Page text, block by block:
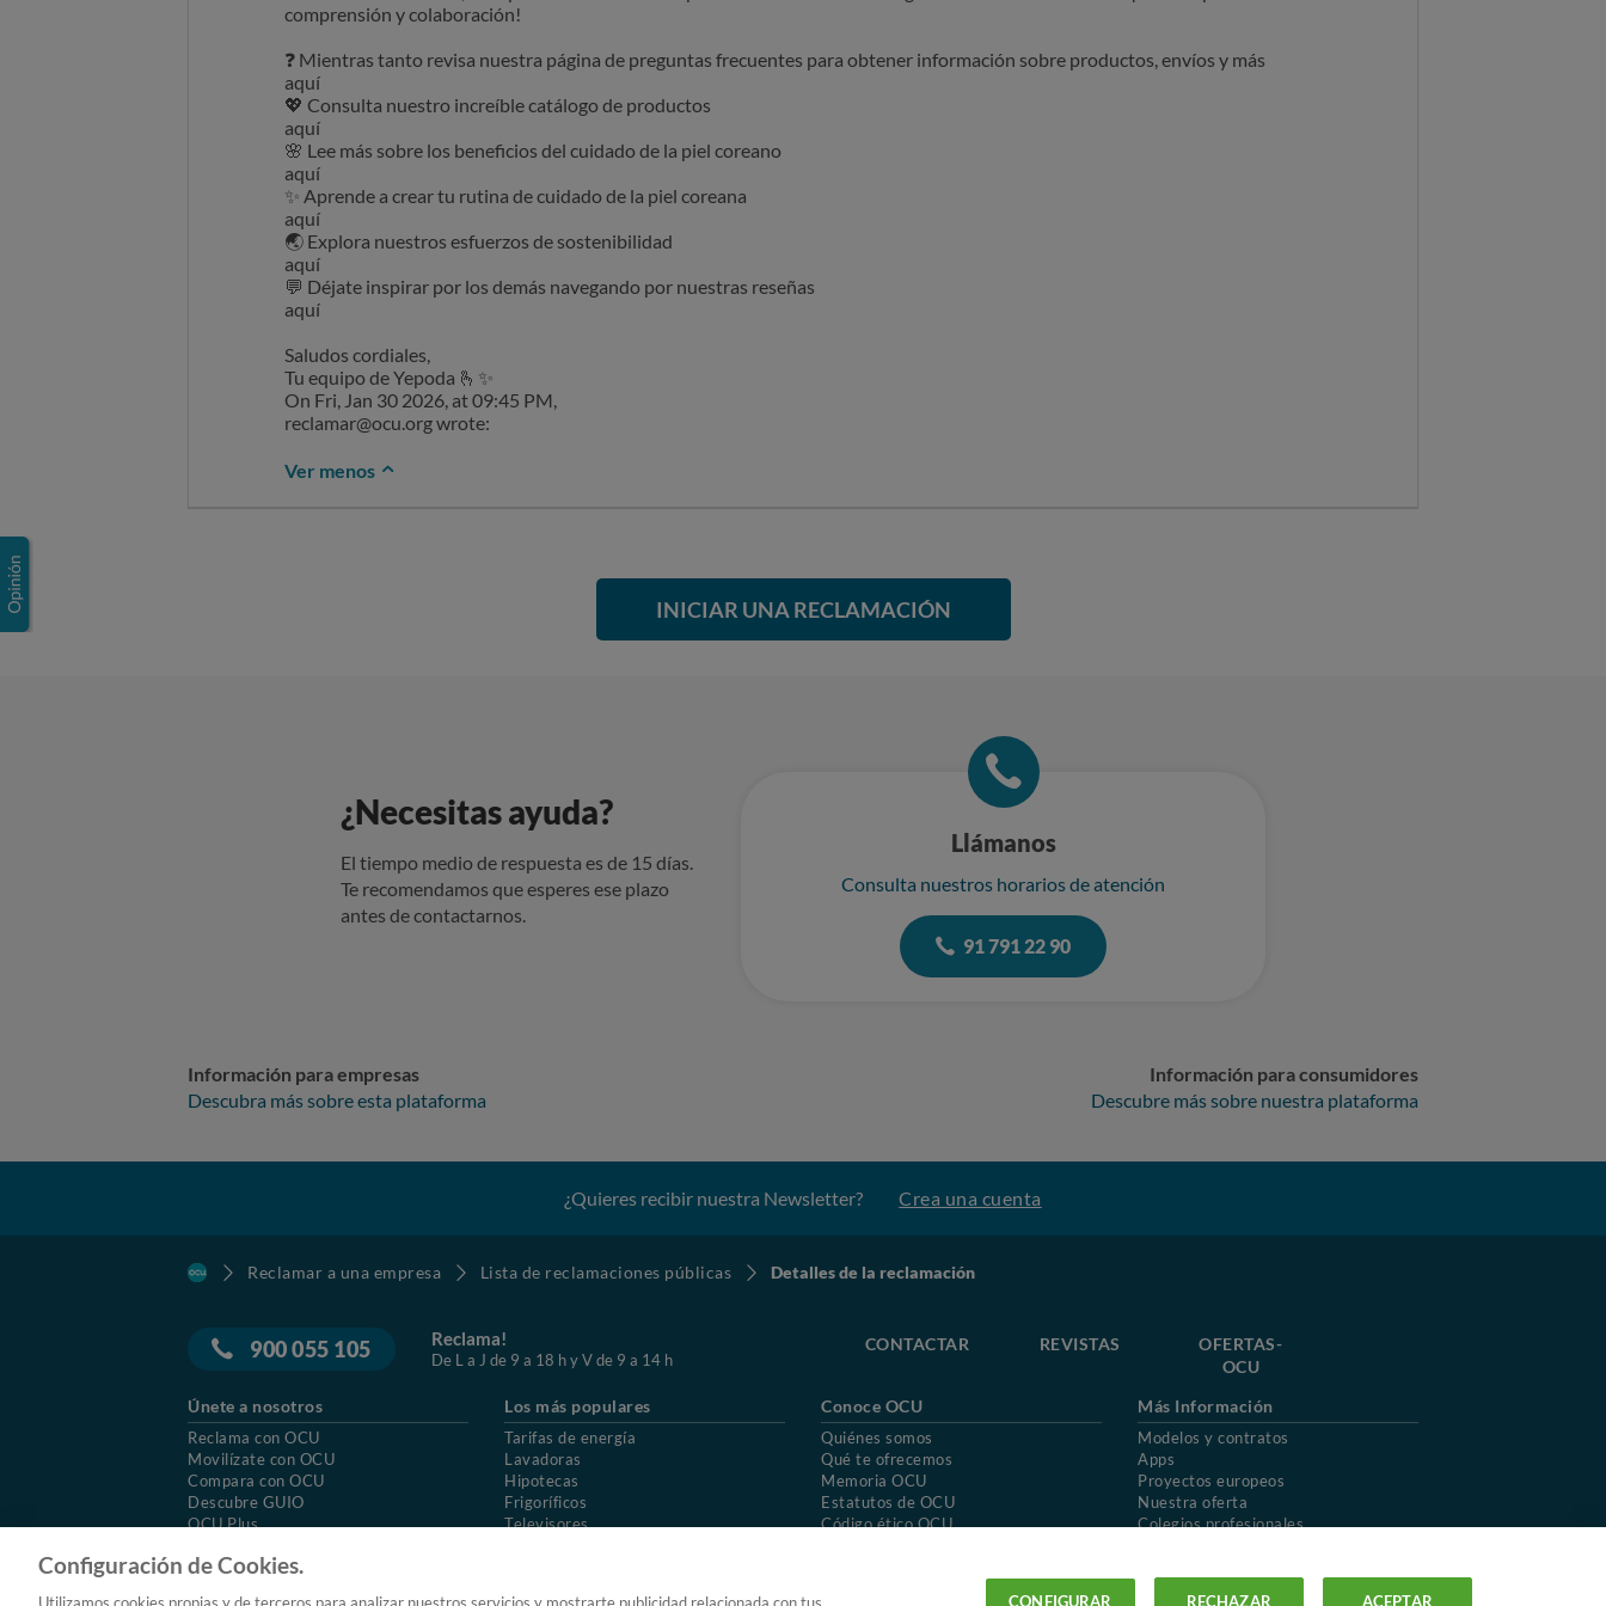
On Sun, Jan 25 2026, at 06:15 PM,
comprensión y colaboración!
❓ Mientras tanto revisa nuestra página de preguntas frecuentes para obtener información sobre productos, envíos y más
aquí
💖 Consulta nuestro increíble catálogo de productos
aquí
🌸 Lee más sobre los beneficios del cuidado de la piel coreano
aquí
✨ Aprende a crear tu rutina de cuidado de la piel coreana
aquí
🌏 Explora nuestros esfuerzos de sostenibilidad
aquí
💬 Déjate inspirar por los demás navegando por nuestras reseñas
aquí
Saludos cordiales,
Tu equipo de Yepoda 🫰✨
On Fri, Jan 30 2026, at 09:45 PM,
reclamar@ocu.org wrote:
Ver menos
INICIAR UNA RECLAMACIÓN
¿Necesitas ayuda?
El tiempo medio de respuesta es de 15 días.
Te recomendamos que esperes ese plazo
antes de contactarnos.
Llámanos
Consulta nuestros horarios de atención
91 791 22 90
Información para empresas
Descubra más sobre esta plataforma
Información para consumidores
Descubre más sobre nuestra plataforma
¿Quieres recibir nuestra Newsletter? Crea una cuenta
Reclamar a una empresa Lista de reclamaciones públicas Detalles de la reclamación
900 055 105 Reclama!
De L a J de 9 a 18 h y V de 9 a 14 h
CONTACTAR REVISTAS
OFERTAS-
OCU
Únete a nosotros
Reclama con OCU
Movilízate con OCU
Compara con OCU
Descubre GUIO
OCU Plus
Los más populares
Tarifas de energía
Lavadoras
Hipotecas
Frigoríficos
Televisores
Conoce OCU
Quiénes somos
Qué te ofrecemos
Memoria OCU
Estatutos de OCU
Código ético OCU
Más Información
Modelos y contratos
Apps
Proyectos europeos
Nuestra oferta
Colegios profesionales
Uso del nombre y de los signos de OCU
Configuración de Cookies.
CONFIGURAR RECHAZAR ACEPTAR